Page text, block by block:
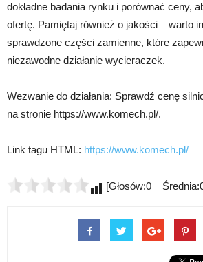
dokładne badania rynku i porównać ceny,
ofertę. Pamiętaj również o jakości – warto
sprawdzone części zamienne, które
niezawodne działanie wycieraczek.
Wezwanie do działania: Sprawdź cenę
na stronie https://www.komech.pl/.
Link tagu HTML: https://www.komech.pl/
[Głosów:0